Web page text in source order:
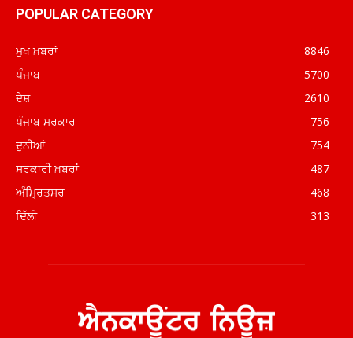
POPULAR CATEGORY
ਮੁਖ ਖ਼ਬਰਾਂ
8846
ਪੰਜਾਬ
5700
ਦੇਸ਼
2610
ਪੰਜਾਬ ਸਰਕਾਰ
756
ਦੁਨੀਆਂ
754
ਸਰਕਾਰੀ ਖ਼ਬਰਾਂ
487
ਅੰਮ੍ਰਿਤਸਰ
468
ਦਿੱਲੀ
313